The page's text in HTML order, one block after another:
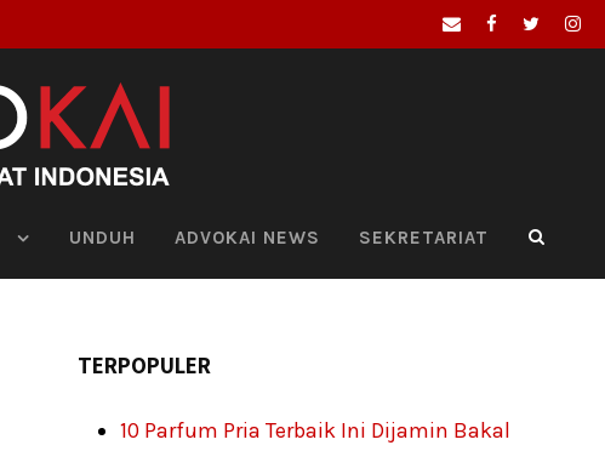
UNDUH ADVOKAI NEWS SEKRETARIAT
TERPOPULER
10 Parfum Pria Terbaik Ini Dijamin Bakal